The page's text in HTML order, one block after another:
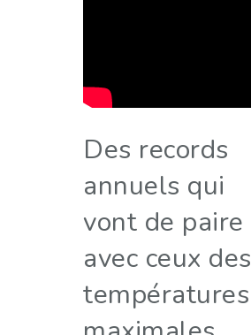
Des records
annuels qui
vont de paire
avec ceux des
températures